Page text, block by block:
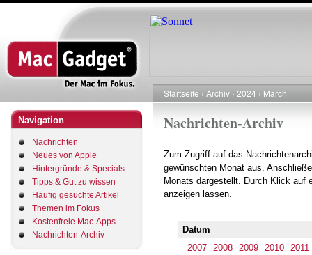
Direkt
zum
Navigation
Nachrichten
Neues von Apple
Hintergründe & Specials
Tipps & Gut zu wissen
Häufig gesuchte Artikel
Themen im Fokus
Kostenfreie Mac-Apps
Nachrichten-Archiv
Pfadnavigation
Startseite Archiv 2024 March
Nachrichten-Archiv
Zum Zugriff auf das
gewünschten Monat aus.
Monats dargestellt. Durch Klick auf
anzeigen lassen.
Datum
2007
2008 2009 2010
2011